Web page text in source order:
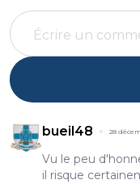
bueil48 28
Vu le peu
il risque